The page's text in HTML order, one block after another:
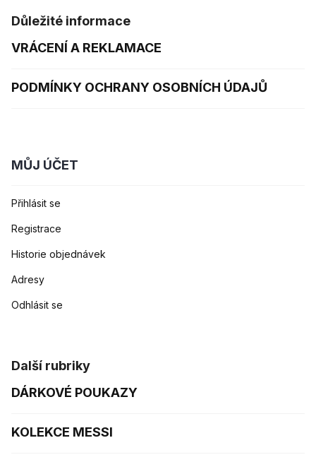
Důležité informace
VRÁCENÍ A REKLAMACE
PODMÍNKY OCHRANY OSOBNÍCH ÚDAJŮ
MŮJ ÚČET
Přihlásit se
Registrace
Historie objednávek
Adresy
Odhlásit se
Další rubriky
DÁRKOVÉ POUKAZY
KOLEKCE MESSI